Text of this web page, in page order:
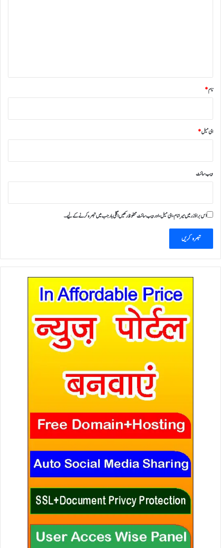
نام*
ای میل*
ویب‌ سائٹ
اس براؤزر میں میرا نام، ای میل، اور ویب سائٹ محفوظ رکھیں اگلی بار جب میں تبصرہ کرنے کےلیے۔